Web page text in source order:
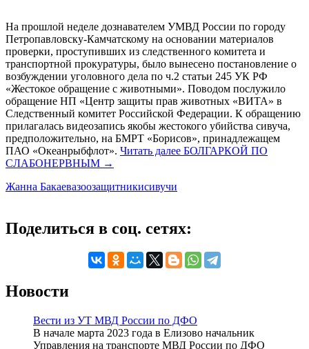
На прошлой неделе дознавателем УМВД России по городу
Петропавловску-Камчатскому на основании материалов
проверки, проступивших из следственного комитета и
транспортной прокуратуры, было вынесено постановление о
возбуждении уголовного дела по ч.2 статьи 245 УК РФ
«Жестокое обращение с животными». Поводом послужило
обращение НП «Центр защиты прав животных «ВИТА» в
Следственный комитет Российской Федерации. К обращению
прилагалась видеозапись якобы жестокого убийства сивуча,
предположительно, на БМРТ «Борисов», принадлежащем
ПАО «Океанрыбфлот». Читать далее БОЛГАРКОЙ ПО
СЛАБОНЕРВНЫМ →
Жанна Бакаевазоозащитникисивучи
Поделиться в соц. сетях:
Новости
Вести из УТ МВД России по ДФО
В начале марта 2023 года в Елизово начальник
Управления на транспорте МВД России по ДФО